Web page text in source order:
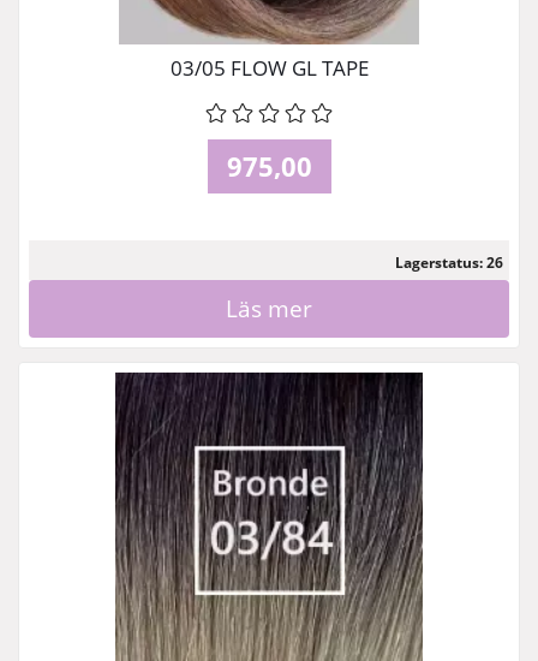
03/05 FLOW GL TAPE
975,00
Lagerstatus: 26
Läs mer